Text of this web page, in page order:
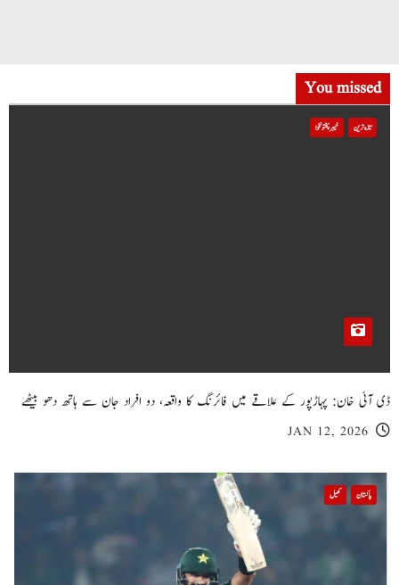
You missed
تازہ ترین خیبر پختونخوا
ڈی آئی خان: پہاڑپور کے علاقے میں فائرنگ کا واقعہ، دو افراد جان سے ہاتھ دھو بیٹھے
JAN 12, 2026
پاکستان کھیل